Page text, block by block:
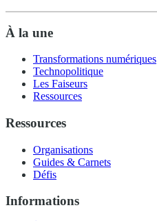
À la une
Transformations numériques
Technopolitique
Les Faiseurs
Ressources
Ressources
Organisations
Guides & Carnets
Défis
Informations